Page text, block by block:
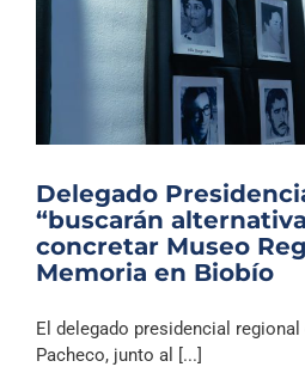
Delegado
“buscarán
concretar Museo
Memoria en Biobío
El delegado presidencial
Pacheco, junto al [...]